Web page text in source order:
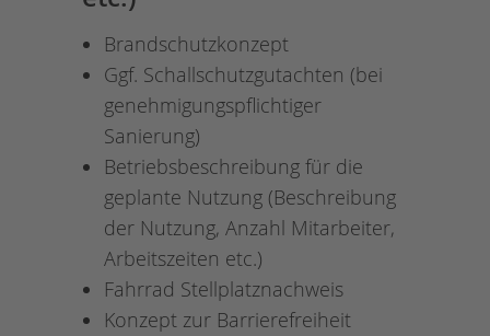
Brandschutzkonzept
Ggf. Schallschutzgutachten (bei
genehmigungspflichtiger
Sanierung)
Betriebsbeschreibung für die
geplante Nutzung (Beschreibung
der Nutzung, Anzahl Mitarbeiter,
Arbeitszeiten etc.)
Fahrrad Stellplatznachweis
Konzept zur Barrierefreiheit